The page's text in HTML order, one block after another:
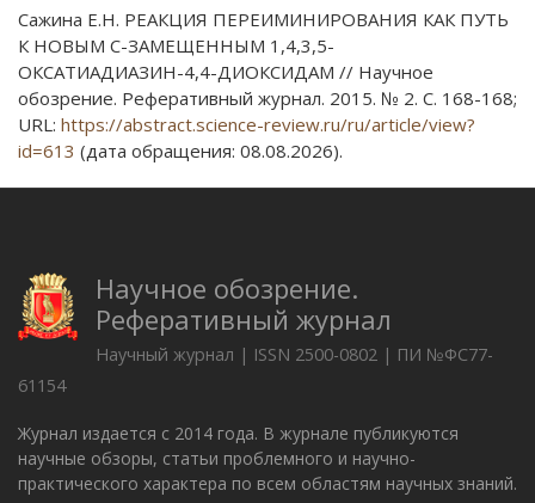
Сажина Е.Н. РЕАКЦИЯ ПЕРЕИМИНИРОВАНИЯ КАК ПУТЬ
К НОВЫМ С-ЗАМЕЩЕННЫМ 1,4,3,5-
ОКСАТИАДИАЗИН-4,4-ДИОКСИДАМ // Научное
обозрение. Реферативный журнал. 2015. № 2. С. 168-168;
URL: https://abstract.science-review.ru/ru/article/view?
id=613 (дата обращения: 08.08.2026).
Научное обозрение.
Реферативный журнал
Научный журнал | ISSN 2500-0802 | ПИ №ФС77-
61154
Журнал издается с 2014 года. В журнале публикуются
научные обзоры, статьи проблемного и научно-
практического характера по всем областям научных знаний.